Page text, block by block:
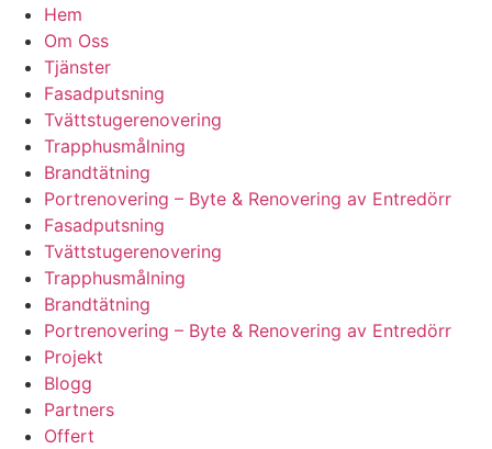
Hem
Om Oss
Tjänster
Fasadputsning
Tvättstugerenovering
Trapphusmålning
Brandtätning
Portrenovering – Byte & Renovering av Entredörr
Fasadputsning
Tvättstugerenovering
Trapphusmålning
Brandtätning
Portrenovering – Byte & Renovering av Entredörr
Projekt
Blogg
Partners
Offert